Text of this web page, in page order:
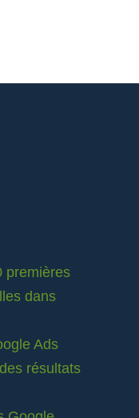
premières
dans
Ads
résultats